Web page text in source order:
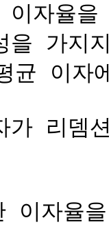
이자율
을 가지
균 이자
가 리뎀
이자율